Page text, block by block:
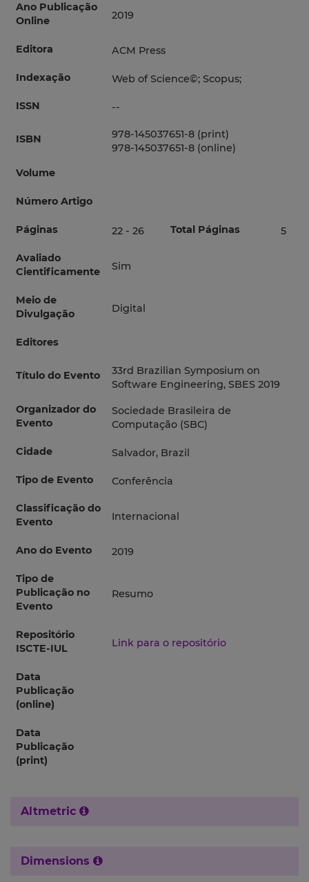
Ano Publicação
Online
2019
Editora ACM Press
Indexação Web of Science©; Scopus;
ISSN --
ISBN
978-145037651-8 (print)
978-145037651-8 (online)
Volume
Número Artigo
Páginas 22 - 26 Total Páginas 5
Avaliado
Cientificamente
Sim
Meio de
Divulgação
Digital
Editores
Título do Evento
33rd Brazilian Symposium on
Software Engineering, SBES 2019
Organizador do
Evento
Sociedade Brasileira de
Computação (SBC)
Cidade Salvador, Brazil
Tipo de Evento Conferência
Classificação do
Evento
Internacional
Ano do Evento 2019
Tipo de
Publicação no
Evento
Resumo
Repositório
ISCTE-IUL
Link para o repositório
Data
Publicação
(online)
Data
Publicação
(print)
Altmetric
Dimensions